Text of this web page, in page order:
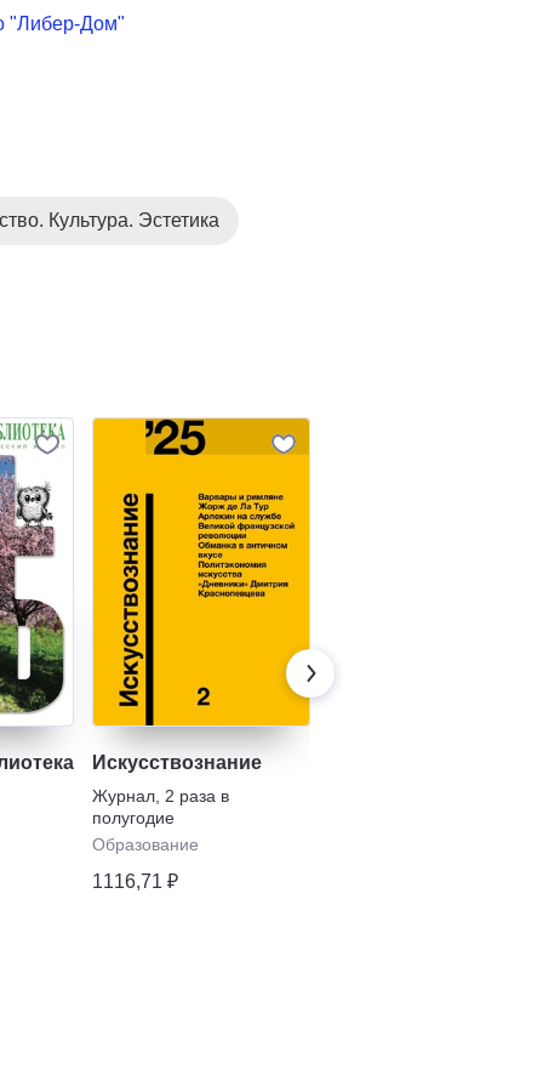
"Либер-Дом"
Культура. Эстетика
Искусствознание
Журнал 2 раза в
полугодие
Образование
1116,71 ₽